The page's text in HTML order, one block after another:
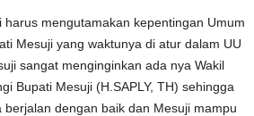
harus mengutamakan kepentingan Umum
Mesuji yang waktunya di atur dalam UU
sangat menginginkan ada nya Wakil
Bupati Mesuji (H.SAPLY, TH) sehingga
berjalan dengan baik dan Mesuji mampu